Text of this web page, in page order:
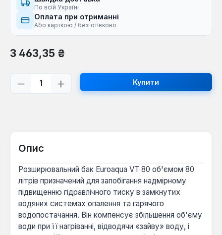
По всій Україні
Оплата при отриманні
Або карткою / безготівково
Звичайна ціна:
3 463,35 ₴
Кількість товару: Введіть потрібну
Купити
Опис
Розширювальний бак Euroaqua VT 80 об'ємом 80
літрів призначений для запобігання надмірному
підвищенню гідравлічного тиску в замкнутих
водяних системах опалення та гарячого
водопостачання. Він компенсує збільшення об'єму
води при її нагріванні, відводячи «зайву» воду, і